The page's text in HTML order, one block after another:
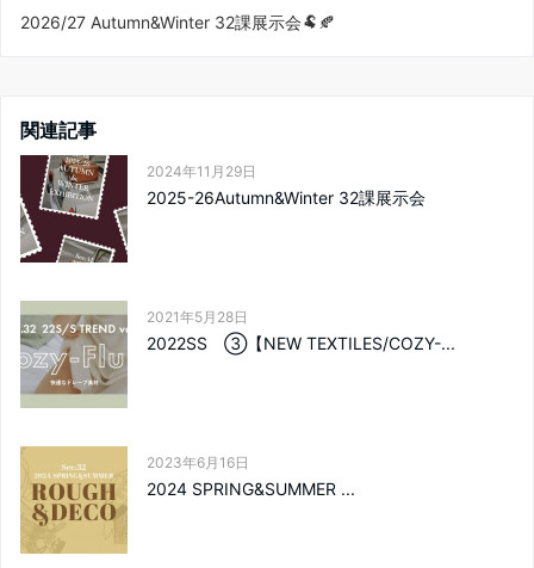
2026/27 Autumn&Winter 32課展示会🐏🍂
関連記事
2024年11月29日
2025-26Autumn&Winter 32課展示会
2021年5月28日
2022SS ③【NEW TEXTILES/COZY-...
2023年6月16日
2024 SPRING&SUMMER ...